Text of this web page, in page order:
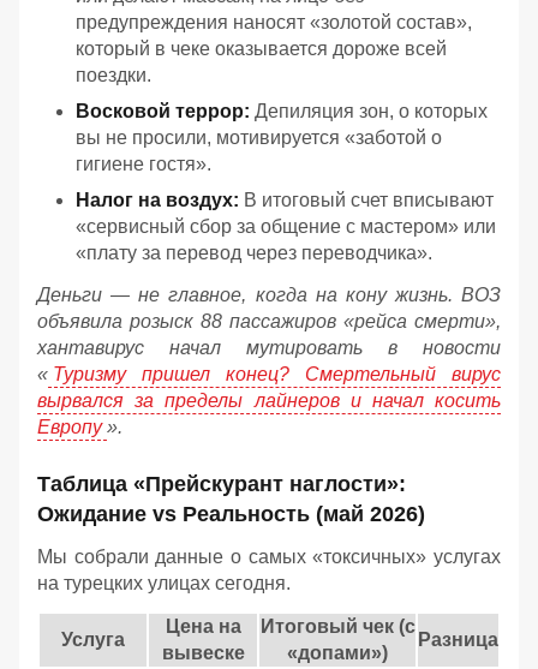
предупреждения наносят «золотой состав»,
который в чеке оказывается дороже всей
поездки.
Восковой террор: Депиляция зон, о которых
вы не просили, мотивируется «заботой о
гигиене гостя».
Налог на воздух: В итоговый счет вписывают
«сервисный сбор за общение с мастером» или
«плату за перевод через переводчика».
Деньги — не главное, когда на кону жизнь. ВОЗ
объявила розыск 88 пассажиров «рейса смерти»,
хантавирус начал мутировать в новости
« Туризму пришел конец? Смертельный вирус
вырвался за пределы лайнеров и начал косить
Европу ».
Таблица «Прейскурант наглости»:
Ожидание vs Реальность (май 2026)
Мы собрали данные о самых «токсичных» услугах
на турецких улицах сегодня.
Услуга
Цена на
вывеске
Итоговый чек (с
«допами»)
Разница